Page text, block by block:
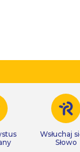
Wsłuchaj
Słowo